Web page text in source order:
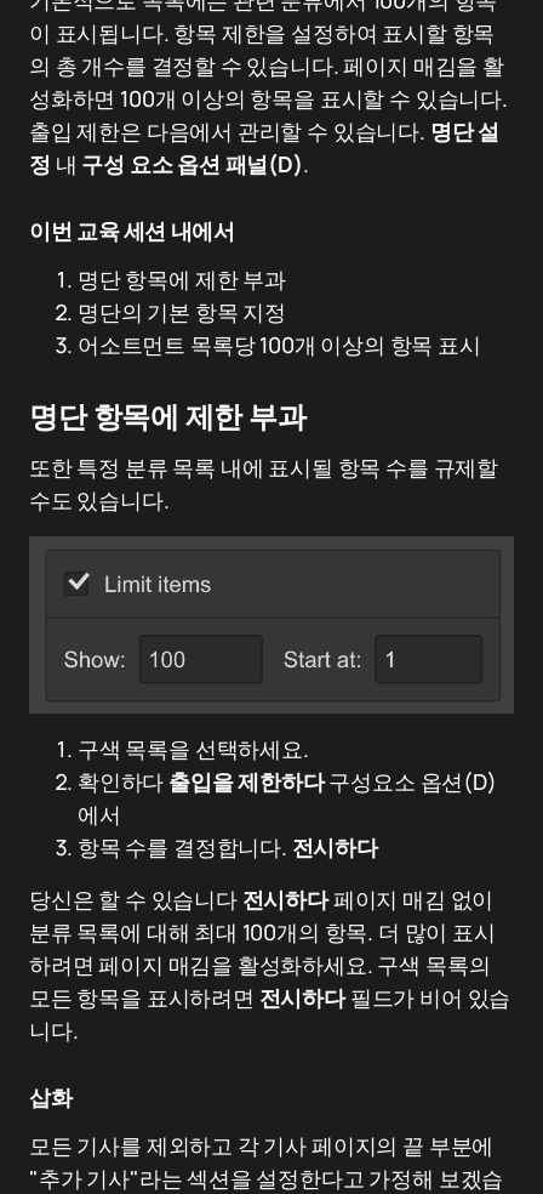
이 표시됩니다. 항목 제한을 설정하여 표시할 항목
의 총 개수를 결정할 수 있습니다. 페이지 매김을 활
성화하면 100개 이상의 항목을 표시할 수 있습니다.
출입 제한은 다음에서 관리할 수 있습니다. 명단 설
정 내 구성 요소 옵션 패널(D).
이번 교육 세션 내에서
명단 항목에 제한 부과
명단의 기본 항목 지정
‍어소트먼트 목록당 100개 이상의 항목 표시
명단 항목에 제한 부과
또한 특정 분류 목록 내에 표시될 항목 수를 규제할
수도 있습니다.
구색 목록을 선택하세요.
확인하다 출입을 제한하다구성요소 옵션(D)
에서
항목 수를 결정합니다. 전시하다
당신은 할 수 있습니다 전시하다페이지 매김 없이
분류 목록에 대해 최대 100개의 항목. 더 많이 표시
하려면 페이지 매김을 활성화하세요. 구색 목록의
모든 항목을 표시하려면 전시하다필드가 비어 있습
니다.
삽화
모든 기사를 제외하고 각 기사 페이지의 끝 부분에
"추가 기사"라는 섹션을 설정한다고 가정해 보겠습